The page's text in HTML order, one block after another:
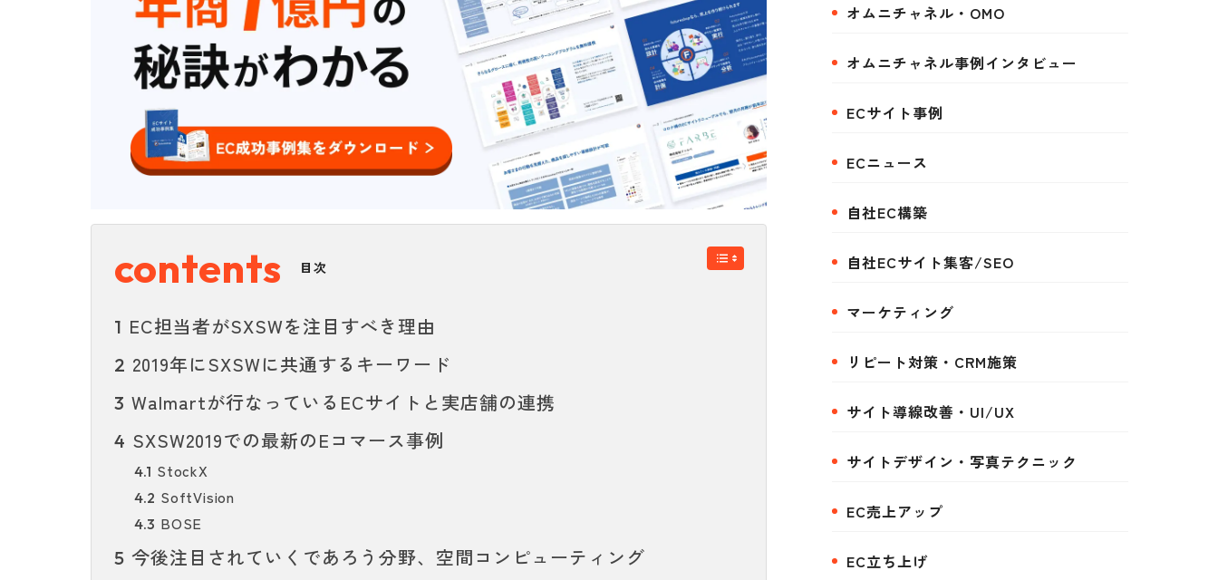
目次
1 EC担当者がSXSWを注目すべき理由
2 2019年にSXSWに共通するキーワード
3 Walmartが行なっているECサイトと実店舗の連携
4 SXSW2019での最新のEコマース事例
4.1 StockX
4.2 SoftVision
4.3 BOSE
5 今後注目されていくであろう分野、空間コンピューティング
オムニチャネル・OMO
オムニチャネル事例インタビュー
ECサイト事例
ECニュース
自社EC構築
自社ECサイト集客/SEO
マーケティング
リピート対策・CRM施策
サイト導線改善・UI/UX
サイトデザイン・写真テクニック
EC売上アップ
EC立ち上げ